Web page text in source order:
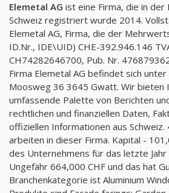
Elemetal AG ist eine Firma, die in der
Schweiz registriert wurde 2014.
Elemetal AG, Firma, die der
ID.Nr., IDE\UID) CHE-392.946.146
CH74282646700, Pub. Nr.
Firma Elemetal AG befindet sich
Moosweg 36 3645 Gwatt. Wir bieten
umfassende Palette von Berichten
rechtlichen und finanziellen Daten,
offiziellen Informationen aus
arbeiten in dieser Firma. Kapital -
des Unternehmens für das letzte Jahr
Ungefähr 664,000 CHF und das hat
Branchenkategorie ist Aluminium